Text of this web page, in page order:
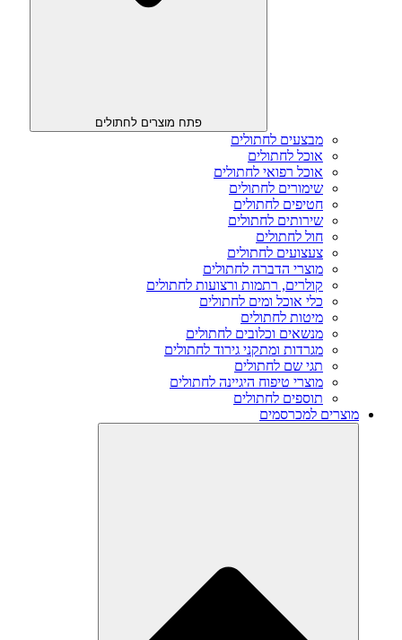
פתח מוצרים לחתולים
מבצעים לחתולים
אוכל לחתולים
אוכל רפואי לחתולים
שימורים לחתולים
חטיפים לחתולים
שירותים לחתולים
חול לחתולים
צעצועים לחתולים
מוצרי הדברה לחתולים
קולרים, רתמות ורצועות לחתולים
כלי אוכל ומים לחתולים
מיטות לחתולים
מנשאים וכלובים לחתולים
מגרדות ומתקני גירוד לחתולים
תגי שם לחתולים
מוצרי טיפוח היגיינה לחתולים
תוספים לחתולים
מוצרים למכרסמים